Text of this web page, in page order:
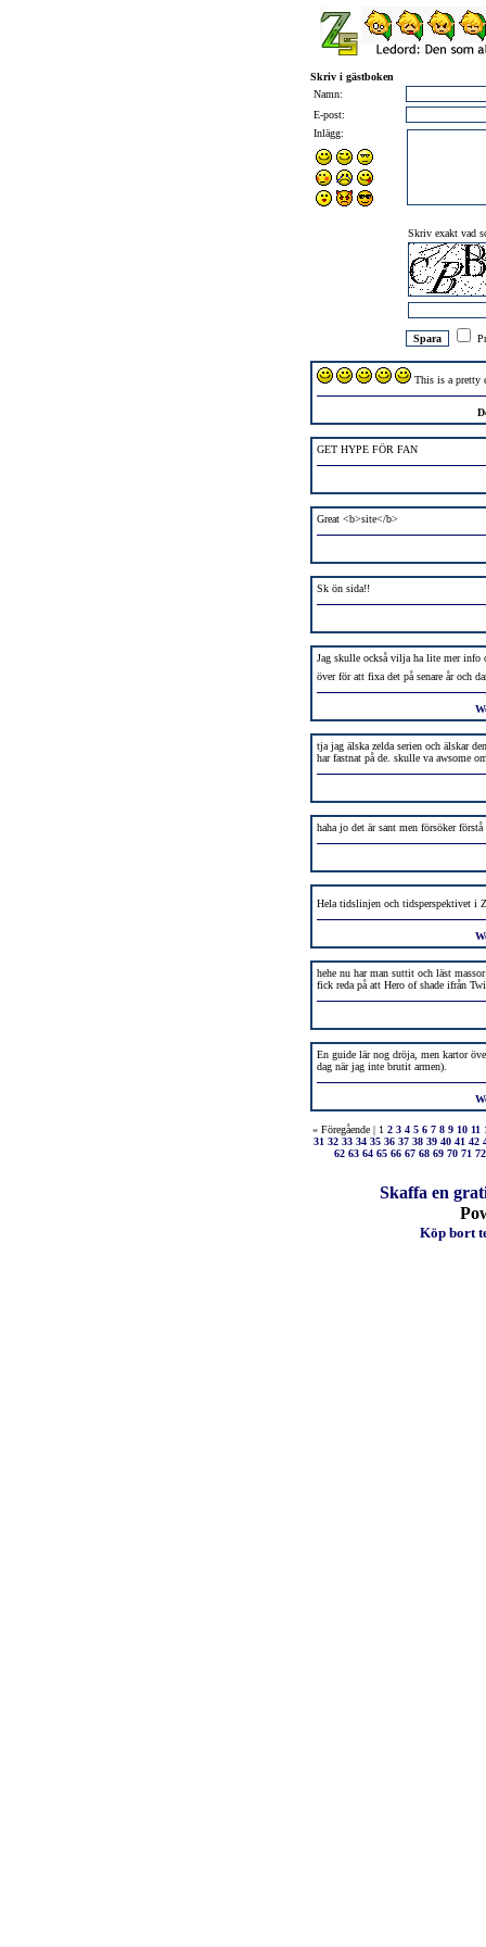
Skriv i gästboken
Namn:
E-post:
Inlägg:
Skriv exakt vad
This is a pretty
GET HYPE FÖR FAN
Great <b>site</b>
Sk ön sida!!
Jag skulle också vilja ha lite mer
över för att fixa det på senare år och
tja jag älska zelda serien och älskar
har fastnat på de. skulle va awsome
haha jo det är sant men försöker
Hela tidslinjen och tidsperspektivet i
hehe nu har man suttit och läst
fick reda på att Hero of shade ifrån
En guide lär nog dröja, men kartor
dag när jag inte brutit armen).
« Föregående | 1 2 3 4 5 6 7 8 9 10 11
31 32 33 34 35 36 37 38 39 40 41 42
62 63 64 65 66 67 68 69 70 71 72
Skaffa en
Köp bort